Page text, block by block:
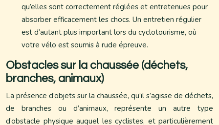
qu’elles sont correctement réglées et entretenues pour
absorber efficacement les chocs. Un entretien régulier
est d’autant plus important lors du cyclotourisme, où
votre vélo est soumis à rude épreuve.
Obstacles sur la chaussée (déchets,
branches, animaux)
La présence d’objets sur la chaussée, qu’il s’agisse de déchets,
de branches ou d’animaux, représente un autre type
d’obstacle physique auquel les cyclistes, et particulièrement